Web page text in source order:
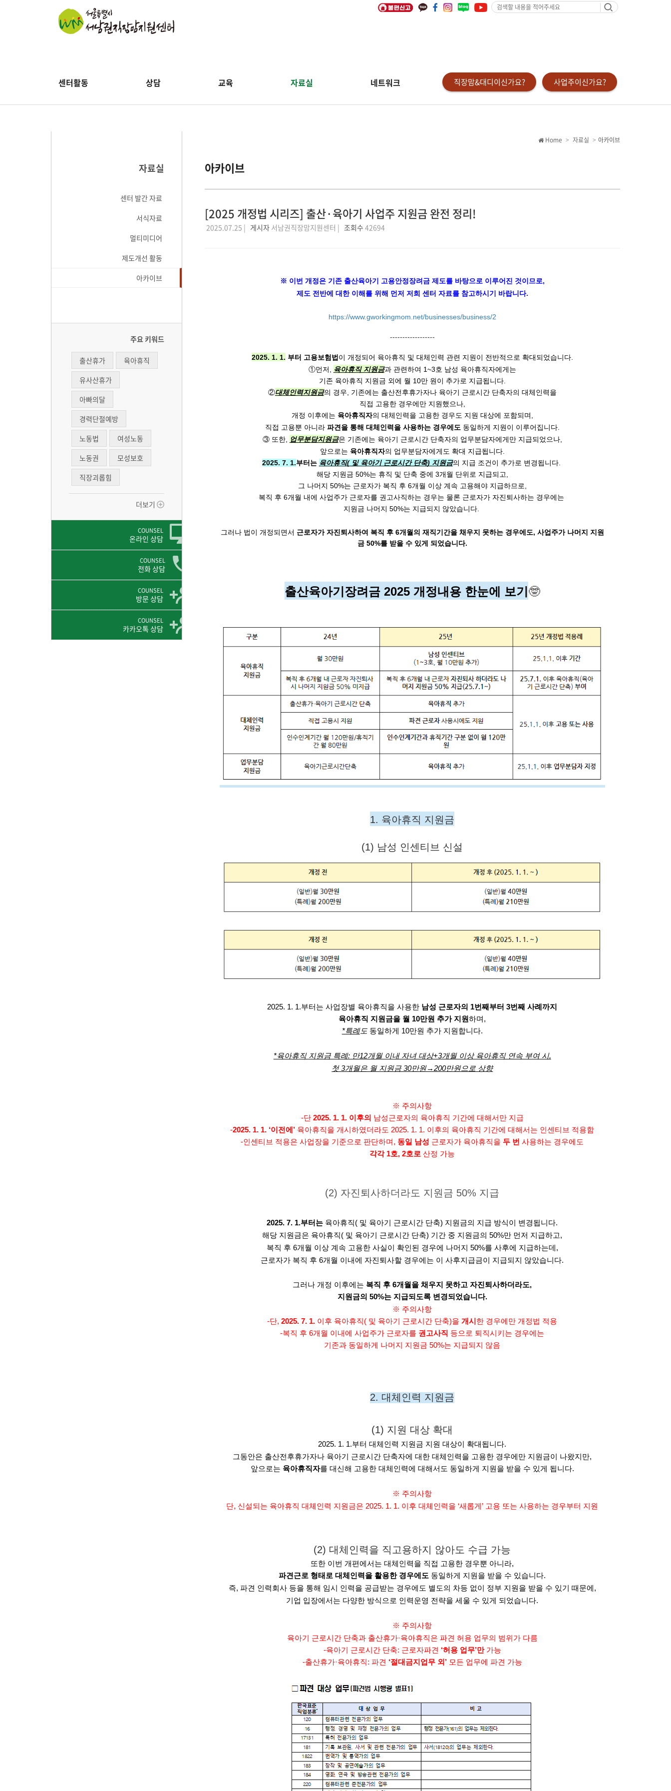
검
색
요
센터활동 상담 교육 자료실 네트워크 직장맘&대디이신가요? 사업주이신가요?
자료실
센터 발간 자료
서식자료
멀티미디어
제도개선 활동
아카이브
주요 키워드
출산휴가
육아휴직
유사산휴가
아빠의달
경력단절예방
노동법
여성노동
노동권
모성보호
직장괴롭힘
더보기
COUNSEL
온라인 상담
COUNSEL
전화 상담
COUNSEL
방문 상담
COUNSEL
카카오톡 상담
아카이브
Home 자료실 아카이브
[2025 개정법 시리즈] 출산·육아기 사업주 지원금 완전 정리!
2025.07.25 | 게시자서남권직장맘지원센터 | 조회수 42694
※ 이번 개정은 기존 출산육아기 고용안정장려금 제도를 바탕으로 이루어진 것이므로,
제도 전반에 대한 이해를 위해 먼저 저희 센터 자료를 참고하시기 바랍니다.
https://www.gworkingmom.net/businesses/business/2
------------------
2025. 1. 1. 부터 고용보험법 이 개정되어 육아휴직 및 대체인력 관련 지원이 전반적으로 확대되었습니다.
①먼저,
육아휴직 지원금과 관련하여 1~3호 남성 육아휴직자에게는
기존 육아휴직 지원금 외에 월 10만 원이 추가로 지급됩니다.
②대체인력지원금의 경우, 기존에는 출산전후휴가자나 육아기 근로시간 단축자의 대체인력을
직접 고용한 경우에만 지원했으나,
개정 이후에는 육아휴직자의 대체인력을 고용한 경우도 지원 대상에 포함되며,
직접 고용뿐 아니라 파견을 통해 대체인력을 사용하는 경우에도 동일하게 지원이 이루어집니다.
③ 또한,
업무분담지원금은 기존에는 육아기 근로시간 단축자의 업무분담자에게만 지급되었으나,
앞으로는 육아휴직자의 업무분담자에게도 확대 지급됩니다.
2025. 7. 1.부터는 육아휴직( 및 육아기 근로시간 단축) 지원금의 지급 조건이 추가로 변경됩니다.
해당 지원금 50%는 휴직 및 단축 중에 3개월 단위로 지급되고,
그 나머지 50%는 근로자가 복직 후 6개월 이상 계속 고용해야 지급하므로,
복직 후 6개월 내에 사업주가 근로자를 권고사직하는 경우는 물론 근로자가 자진퇴사하는 경우에는
지원금 나머지 50%는 지급되지 않았습니다.
그러나 법이 개정되면서 근로자가 자진퇴사하여 복직 후 6개월의 재직기간을 채우지 못하는 경우에도, 사업주가 나머지 지원
금 50%를 받을 수 있게 되었습니다.
출산육아기장려금 2025 개정내용 한눈에 보기 🤓
1. 육아휴직 지원금
(1) 남성 인센티브 신설
2025. 1. 1.부터는 사업장별 육아휴직을 사용한 남성 근로자의 1번째부터 3번째 사례까지
육아휴직 지원금을 월 10만원 추가 지원하며,
*특례도동일하게 10만원 추가 지원합니다.
*육아휴직 지원금 특례: 만12개월 이내 자녀 대상+3개월 이상 육아휴직 연속 부여 시,
첫 3개월은 월 지원금 30만원→200만원으로 상향
※ 주의사항
-단 2025. 1. 1. 이후의 남성근로자의 육아휴직 기간에 대해서만 지급
-2025. 1. 1. ‘이전에’ 육아휴직을 개시하였더라도 2025. 1. 1. 이후의 육아휴직 기간에 대해서는 인센티브 적용함
-인센티브 적용은 사업장을 기준으로 판단하며, 동일 남성 근로자가 육아휴직을 두 번 사용하는 경우에도
각각 1호, 2호로 산정 가능
(2) 자진퇴사하더라도 지원금 50% 지급
2025. 7. 1.부터는 육아휴직( 및 육아기 근로시간 단축) 지원금의 지급 방식이 변경됩니다.
해당 지원금은 육아휴직( 및 육아기 근로시간 단축) 기간 중 지원금의 50%만 먼저 지급하고,
복직 후 6개월 이상 계속 고용한 사실이 확인된 경우에 나머지 50%를 사후에 지급하는데,
근로자가 복직 후 6개월 이내에 자진퇴사할 경우에는 이 사후지급금이 지급되지 않았습니다.
그러나 개정 이후에는 복직 후 6개월을 채우지 못하고 자진퇴사하더라도,
지원금의 50%는 지급되도록 변경되었습니다.
※ 주의사항
-단,2025. 7. 1. 이후 육아휴직( 및 육아기 근로시간 단축)을개시한 경우에만 개정법 적용
-복직 후 6개월 이내에 사업주가 근로자를 권고사직 등으로 퇴직시키는 경우에는
기존과 동일하게 나머지 지원금 50%는 지급되지 않음
2. 대체인력 지원금
(1) 지원 대상 확대
2025. 1. 1.부터 대체인력 지원금 지원 대상이 확대됩니다.
그동안은 출산전후휴가자나 육아기 근로시간 단축자에 대한 대체인력을 고용한 경우에만 지원금이 나왔지만,
앞으로는 육아휴직자를 대신해 고용한 대체인력에 대해서도 동일하게 지원을 받을 수 있게 됩니다.
※ 주의사항
단, 신설되는 육아휴직 대체인력 지원금은 2025. 1. 1. 이후 대체인력을 ‘새롭게’ 고용 또는 사용하는 경우부터 지원
(2) 대체인력을 직고용하지 않아도 수급 가능
또한 이번 개편에서는 대체인력을 직접 고용한 경우뿐 아니라,
파견근로 형태로 대체인력을 활용한 경우에도 동일하게 지원을 받을 수 있습니다.
즉, 파견 인력회사 등을 통해 임시 인력을 공급받는 경우에도 별도의 차등 없이 정부 지원을 받을 수 있기 때문에,
기업 입장에서는 다양한 방식으로 인력운영 전략을 세울 수 있게 되었습니다.
※ 주의사항
육아기 근로시간 단축과 출산휴가·육아휴직은 파견 허용 업무의 범위가 다름
-육아기 근로시간 단축: 근로자파견 ‘허용 업무’만가능
-출산휴가·육아휴직: 파견 ‘절대금지업무 외’ 모든 업무에 파견 가능